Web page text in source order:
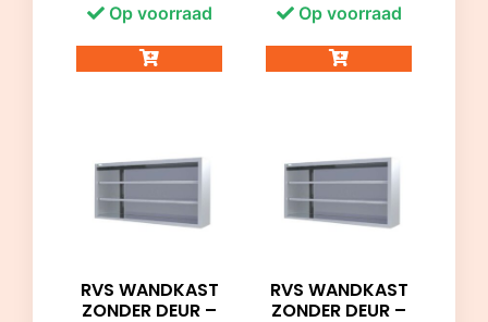
Op voorraad Op voorraad
RVS WANDKAST
ZONDER DEUR –
RVS WANDKAST
ZONDER DEUR –